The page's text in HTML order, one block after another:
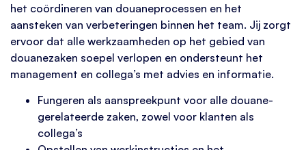
het coördineren van douaneprocessen en het
aansteken van verbeteringen binnen het team. Jij zorgt
ervoor dat alle werkzaamheden op het gebied van
douanezaken soepel verlopen en ondersteunt het
management en collega’s met advies en informatie.
Fungeren als aanspreekpunt voor alle douane-
gerelateerde zaken, zowel voor klanten als
collega’s